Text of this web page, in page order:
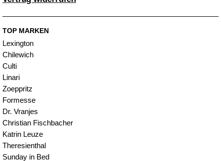
TOP MARKEN
Lexington
Chilewich
Culti
Linari
Zoeppritz
Formesse
Dr. Vranjes
Christian Fischbacher
Katrin Leuze
Theresienthal
Sunday in Bed